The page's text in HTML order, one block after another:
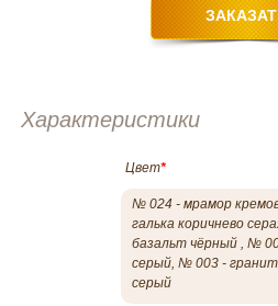
Характеристики
Цвет*
№ 024 - мрамор
галька коричнево
базальт чёрный , №
серый, № 003 - гранит
серый